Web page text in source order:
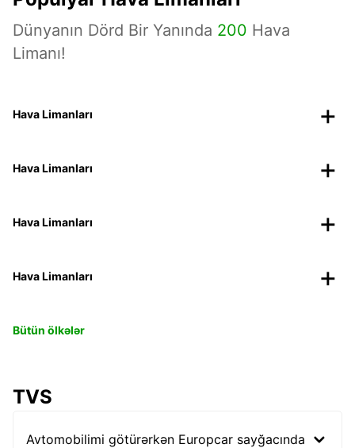
Dünyanın Dörd Bir Yanında 200 Hava
Limanı!
Hava Limanları
Hava Limanları
Hava Limanları
Hava Limanları
Bütün ölkələr
TVS
Avtomobilimi götürərkən Europcar sayğacında